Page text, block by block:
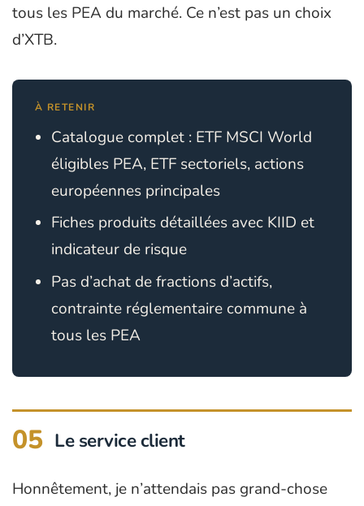
tous les PEA du marché. Ce n’est pas un choix
d’XTB.
À RETENIR
Catalogue complet : ETF MSCI World
éligibles PEA, ETF sectoriels, actions
européennes principales
Fiches produits détaillées avec KIID et
indicateur de risque
Pas d’achat de fractions d’actifs,
contrainte réglementaire commune à
tous les PEA
05 Le service client
Honnêtement, je n’attendais pas grand-chose